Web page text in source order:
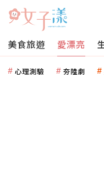
美食旅遊 愛漂亮
心理測驗 夯陸劇